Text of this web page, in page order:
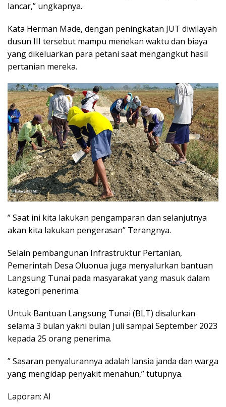
lancar,” ungkapnya.
Kata Herman Made, dengan peningkatan JUT diwilayah
dusun III tersebut mampu menekan waktu dan biaya
yang dikeluarkan para petani saat mengangkut hasil
pertanian mereka.
” Saat ini kita lakukan pengamparan dan selanjutnya
akan kita lakukan pengerasan” Terangnya.
Selain pembangunan Infrastruktur Pertanian,
Pemerintah Desa Oluonua juga menyalurkan bantuan
Langsung Tunai pada masyarakat yang masuk dalam
kategori penerima.
Untuk Bantuan Langsung Tunai (BLT) disalurkan
selama 3 bulan yakni bulan Juli sampai September 2023
kepada 25 orang penerima.
” Sasaran penyalurannya adalah lansia janda dan warga
yang mengidap penyakit menahun,” tutupnya.
Laporan: Al